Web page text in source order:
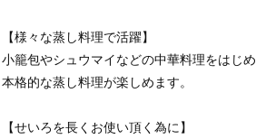
【様々な蒸し料理で活躍】
小籠包やシュウマイなどの中華料理をはじ
本格的な蒸し料理が楽しめます。
【せいろを長くお使い頂く為に】